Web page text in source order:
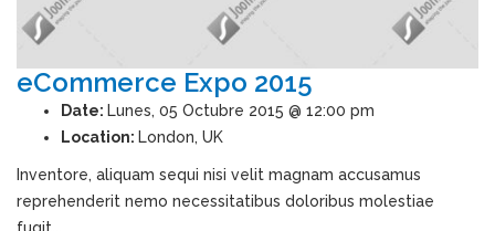
eCommerce Expo 2015
Date: Lunes, 05 Octubre 2015 @ 12:00 pm
Location: London, UK
Inventore, aliquam sequi nisi velit magnam accusamus
reprehenderit nemo necessitatibus doloribus molestiae